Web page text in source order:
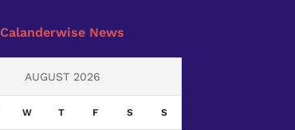
Calanderwise News
AUGUST 2026
W T F S S